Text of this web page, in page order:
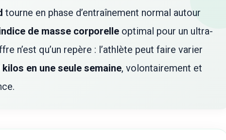
tourne en phase d’entraînement normal autour
de masse corporelle optimal pour un ultra-
n’est qu’un repère : l’athlète peut faire varier
kilos en une seule semaine, volontairement et